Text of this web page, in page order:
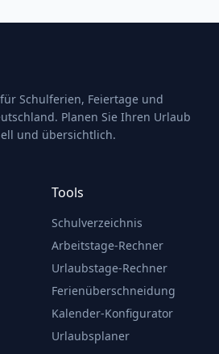
Schulferien, Feiertage und
Planen Sie Ihren Urlaub
und übersichtlich.
Tools
Schulverzeichnis
Arbeitstage-Rechner
Urlaubstage-Rechner
Ferienüberschneidung
Kalender-Konfigurator
Urlaubsplaner